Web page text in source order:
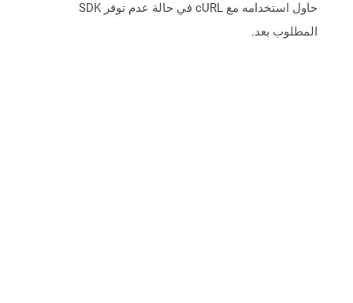
حاول استخدامه مع cURL في حالة عدم توفر SDK
المطلوب بعد.